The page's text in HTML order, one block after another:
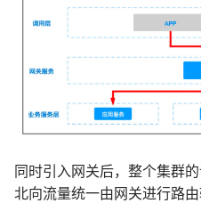
同时引入网关后，整个集群
北向流量统一由网关进行路